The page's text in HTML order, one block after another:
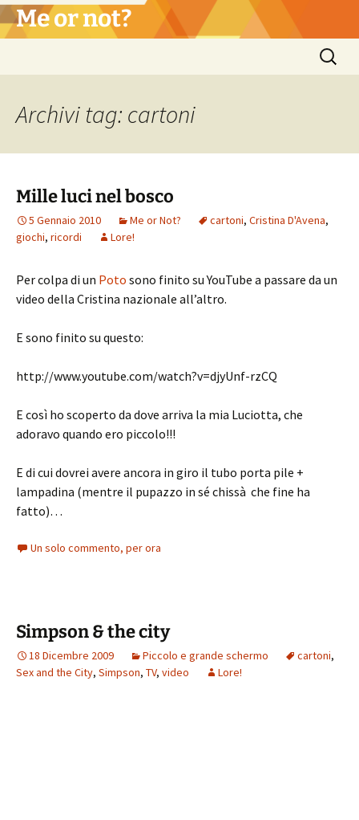
Vai
al Me or not?
Ricerca
per:
Archivi tag: cartoni
Mille luci nel bosco
5 Gennaio 2010 Me or Not? cartoni, Cristina D'Avena,
giochi, ricordi Lore!
Per colpa di un Poto sono finito su YouTube a passare da un
video della Cristina nazionale all’altro.
E sono finito su questo:
http://www.youtube.com/watch?v=djyUnf-rzCQ
E così ho scoperto da dove arriva la mia Luciotta, che
adoravo quando ero piccolo!!!
E di cui dovrei avere ancora in giro il tubo porta pile +
lampadina (mentre il pupazzo in sé chissà che fine ha
fatto)…
Un solo commento, per ora
Simpson & the city
18 Dicembre 2009 Piccolo e grande schermo cartoni,
Sex and the City, Simpson, TV, video Lore!